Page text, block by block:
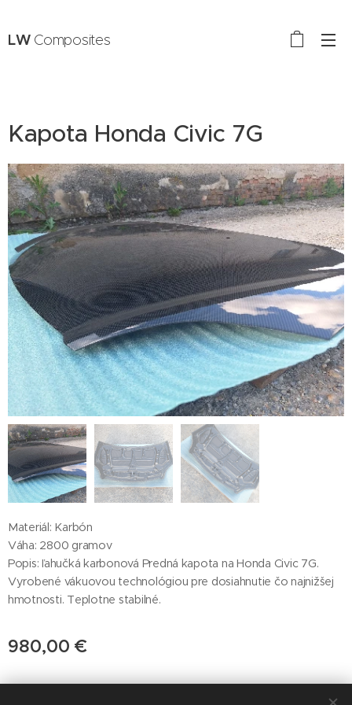
LWComposites
Kapota Honda Civic 7G
Materiál: Karbón
Váha: 2800 gramov
Popis: ľahučká karbonová Predná kapota na Honda Civic 7G.
Vyrobené vákuovou technológiou pre dosiahnutie čo najnižšej
hmotnosti. Teplotne stabilné.
980,00 €